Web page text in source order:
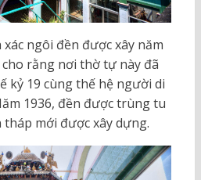
ngôi đền được xây năm
rằng nơi thờ tự này đã
kỷ 19 cùng thế hệ người di
1936, đền được trùng tu
mới được xây dựng.